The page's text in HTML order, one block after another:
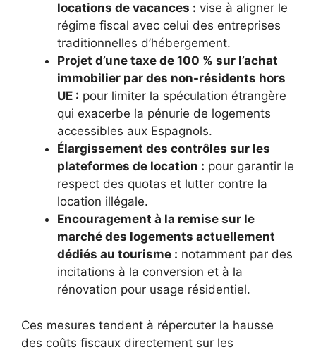
locations de vacances : vise à aligner le
régime fiscal avec celui des entreprises
traditionnelles d’hébergement.
Projet d’une taxe de 100 % sur l’achat
immobilier par des non-résidents hors
UE : pour limiter la spéculation étrangère
qui exacerbe la pénurie de logements
accessibles aux Espagnols.
Élargissement des contrôles sur les
plateformes de location : pour garantir le
respect des quotas et lutter contre la
location illégale.
Encouragement à la remise sur le
marché des logements actuellement
dédiés au tourisme : notamment par des
incitations à la conversion et à la
rénovation pour usage résidentiel.
Ces mesures tendent à répercuter la hausse
des coûts fiscaux directement sur les